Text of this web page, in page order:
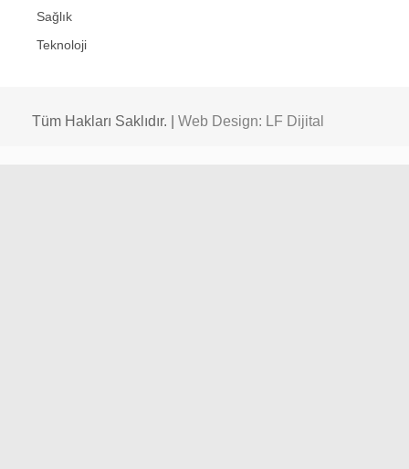
Sağlık
Teknoloji
Tüm Hakları Saklıdır. | Web Design: LF Dijital